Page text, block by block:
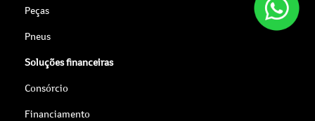
Peças
Pneus
Soluções financeiras
Consórcio
Financiamento